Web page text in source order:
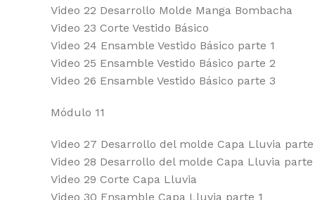
Video 22 Desarrollo Molde Manga Bombacha
Video 23 Corte Vestido Básico
Video 24 Ensamble Vestido Básico parte 1
Video 25 Ensamble Vestido Básico parte 2
Video 26 Ensamble Vestido Básico parte 3
Módulo 11
Video 27 Desarrollo del molde Capa Lluvia parte
Video 28 Desarrollo del molde Capa Lluvia parte
Video 29 Corte Capa Lluvia
Video 30 Ensamble Capa Lluvia parte 1